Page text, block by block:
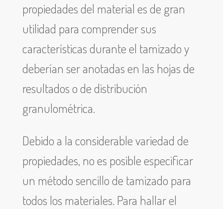
propiedades del material es de gran
utilidad para comprender sus
características durante el tamizado y
deberían ser anotadas en las hojas de
resultados o de distribución
granulométrica.
Debido a la considerable variedad de
propiedades, no es posible especificar
un método sencillo de tamizado para
todos los materiales. Para hallar el